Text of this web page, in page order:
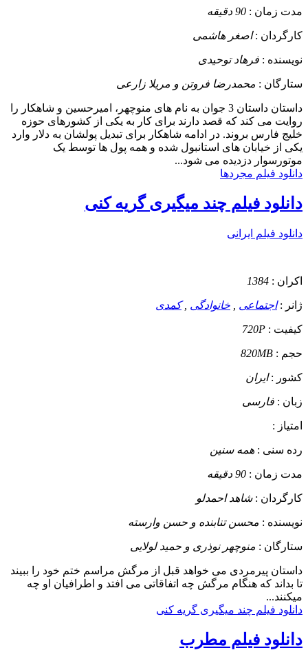
مدت زمان : 90 دقیقه
کارگردان :اصغر هاشمی
نویسنده : فرهاد توحیدی
ستارگان : محمدرضا فروتن و مریلا زارعی
داستان
داستان 3 جوان به نام های منوچهر، امیرحسین و شاهکار را
روایت می کند که قصد دارند برای کار به یکی از کشورهای حوزه
خلیج فارس بروند. در ادامه شاهکار برای تبدیل پولشان به دلار وارد
یکی از خیابان های استانبول شده و همه پول ها توسط یک
موتورسوار دزدیده می شود...
دانلود فیلم مجردها
دانلود فیلم چند میگیری گریه کنی
دانلود فیلم ایرانی
اکران : 1384
ژانر :اجتماعی خانوادگی ,کمدی
کیفیت : 720P
حجم : 820MB
کشور :ایران
زبان : فارسی
امتیاز :
رده سنی : همه سنین
مدت زمان : 90 دقیقه
کارگردان :شاهد احمدلو
نویسنده : محسن تنابنده و حسن وارسته
ستارگان : منوچهر نوذری و حمید لولایی
داستان پیرمردی می خواهد قبل از مرگش مراسم ختم خود را ببیند
تا بداند که هنگام مرگش چه اتفاقاتی می افتد و اطرافیان او چه
میکنند...
دانلود فیلم چند میگیری گریه کنی
دانلود فیلم مطرب